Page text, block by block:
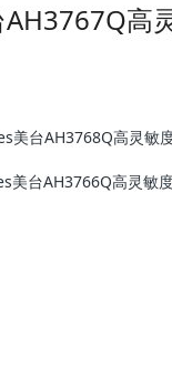
高
台AH3768Q高灵敏度霍尔锁存
台AH3766Q高灵敏度霍尔锁